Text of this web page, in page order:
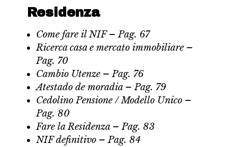
Residenza
Come fare il NIF – Pag. 67
Ricerca casa e mercato immobiliare –
Pag. 70
Cambio Utenze – Pag. 76
Atestado de moradia – Pag. 79
Cedolino Pensione / Modello Unico –
Pag. 80
Fare la Residenza – Pag. 83
NIF definitivo – Pag. 84